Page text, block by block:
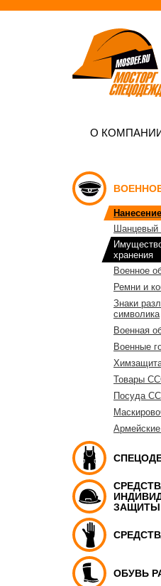
О
Шанцевый
хранения
Военное
Ремни и
Знаки
символика
Военная
Военные
Товары
Посуда
ЗАЩИТЫ
ОБУВЬ